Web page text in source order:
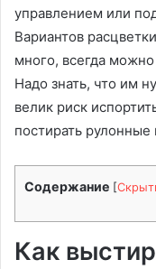
управлением или
Вариантов
много, всегда
Надо знать, что им
велик риск
постирать
Содержание [
Как